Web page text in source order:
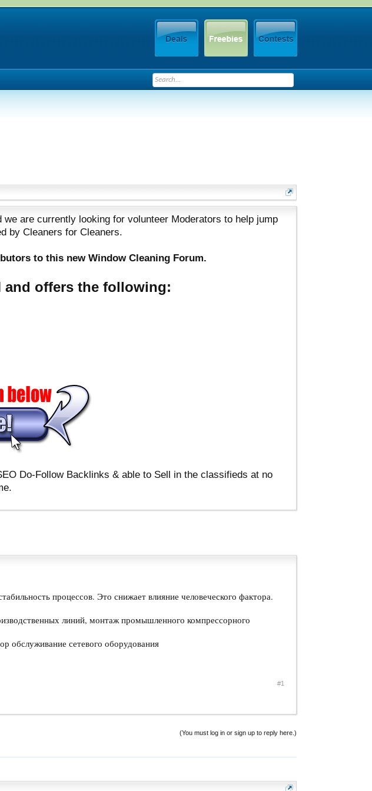
are currently looking for volunteer Moderators to help jump
by Cleaners for Cleaners.
to this new Window Cleaning Forum.
and offers the following:
Do-Follow Backlinks & able to Sell in the classifieds at no
процессов. Это снижает влияние человеческого фактора.
линий, монтаж промышленного компрессорного
обслуживание сетевого оборудования
#1
(You must log in or sign up to reply here.)